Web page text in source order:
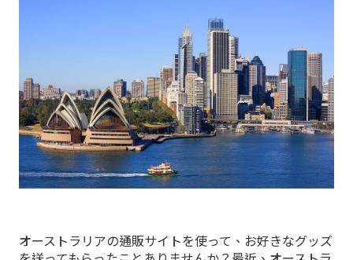
オーストラリアの通販サイトを使って、お好きなグッズ